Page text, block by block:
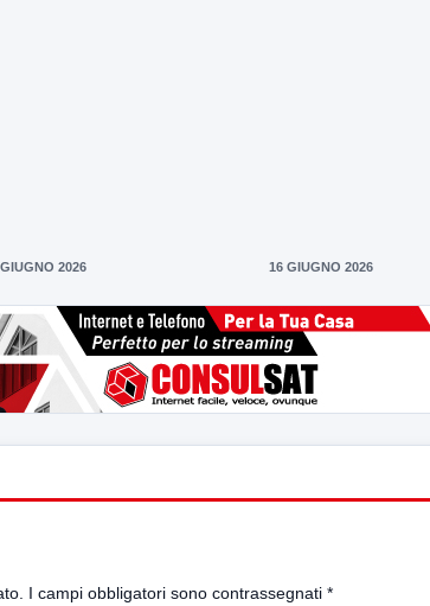
2026 16 GIUGNO 2026
I campi obbligatori sono contrassegnati *